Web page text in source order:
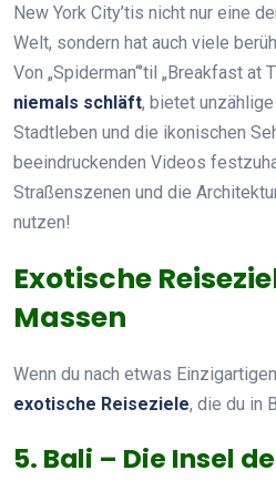
New York City’tis nicht nur eine
Welt, sondern hat auch viele
Von „Spiderman“’til „Breakfast at
niemals schläft, bietet
Stadtleben und die ikonischen
beeindruckenden Videos
Straßenszenen und die
nutzen!
Exotische
Massen
Wenn du nach etwas
exotische Reiseziele, die du in
5. Bali – Die Insel